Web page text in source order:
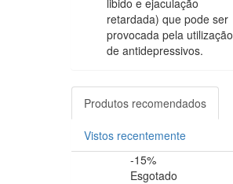
retardada) que pode ser
provocada pela utilização
de antidepressivos.
Produtos recomendados
Vistos recentemente
-15%
Esgotado